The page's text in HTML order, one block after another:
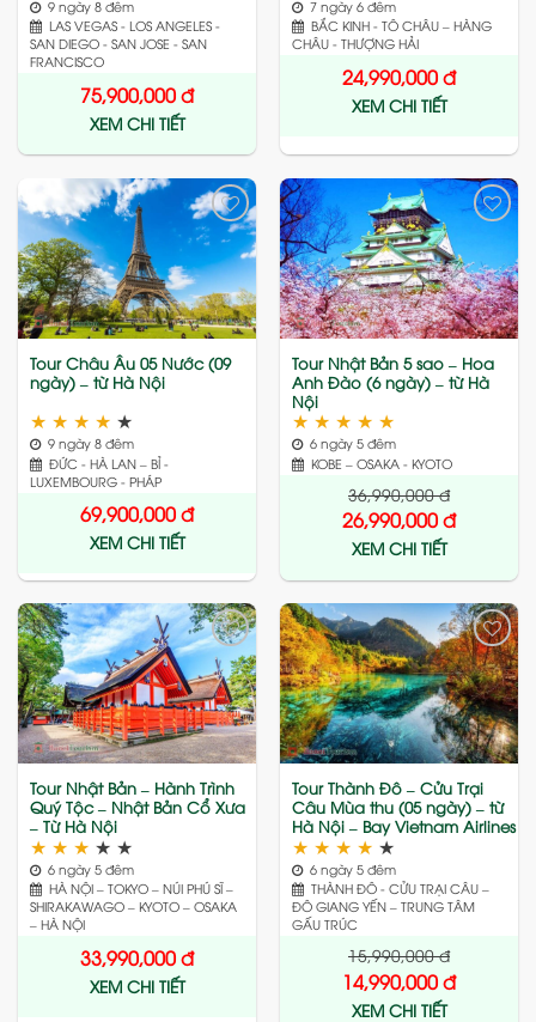
9 ngày 8 đêm
LAS VEGAS - LOS ANGELES -
SAN DIEGO - SAN JOSE - SAN
FRANCISCO
75,900,000đ
XEM CHI TIẾT
7 ngày 6 đêm
BẮC KINH - TÔ CHÂU – HÀNG
CHÂU - THƯỢNG HẢI
24,990,000đ
XEM CHI TIẾT
Add
to
wishlist
Tour Châu Âu 05 Nước (09
ngày) – từ Hà Nội
★ ★ ★ ★ ★
9 ngày 8 đêm
ĐỨC - HÀ LAN – BỈ -
LUXEMBOURG - PHÁP
69,900,000đ
XEM CHI TIẾT
wishlist
Tour Nhật Bản 5 sao – Hoa
Anh Đào (6 ngày) – từ Hà
Nội
★ ★ ★ ★ ★
6 ngày 5 đêm
KOBE – OSAKA - KYOTO
36,990,000đ
26,990,000đ
XEM CHI TIẾT
Add
to
wishlist
Tour Nhật Bản – Hành Trình
Quý Tộc – Nhật Bản Cổ Xưa
– Từ Hà Nội
★ ★ ★ ★ ★
6 ngày 5 đêm
HÀ NỘI – TOKYO – NÚI PHÚ SĨ –
SHIRAKAWAGO – KYOTO – OSAKA
– HÀ NỘI
33,990,000đ
XEM CHI TIẾT
Add
to
wishlist
Tour Thành Đô – Cửu Trại
Câu Mùa thu (05 ngày) – từ
Hà Nội – Bay Vietnam Airlines
★ ★ ★ ★ ★
6 ngày 5 đêm
THÀNH ĐÔ - CỬU TRẠI CÂU –
ĐÔ GIANG YẾN – TRUNG TÂM
GẤU TRÚC
15,990,000đ
14,990,000đ
XEM CHI TIẾT